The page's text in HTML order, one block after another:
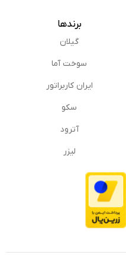
برندها
گیلان
سوخت آما
ایران کاربراتور
سکو
آترود
لیزر